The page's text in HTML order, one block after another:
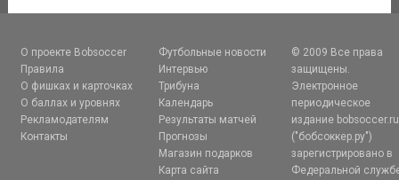
О проекте Bobsoccer
Правила
О фишках и карточках
О баллах и уровнях
Рекламодателям
Контакты
Футбольные новости
Интервью
Трибуна
Календарь
Результаты матчей
Прогнозы
Магазин подарков
Карта сайта
© 2009 Все права
защищены.
Электронное
периодическое
издание bobsoccer.ru
("бобсоккер.ру")
зарегистрировано в
Федеральной